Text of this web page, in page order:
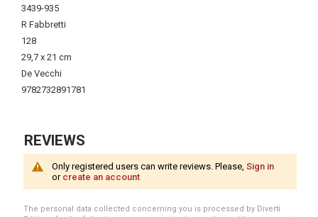
Information
3439-935
R Fabbretti
128
29,7 x 21 cm
De Vecchi
9782732891781
REVIEWS
Only registered users can write reviews. Please, Sign in
or create an account
The personal data collected concerning you is processed by Diverti